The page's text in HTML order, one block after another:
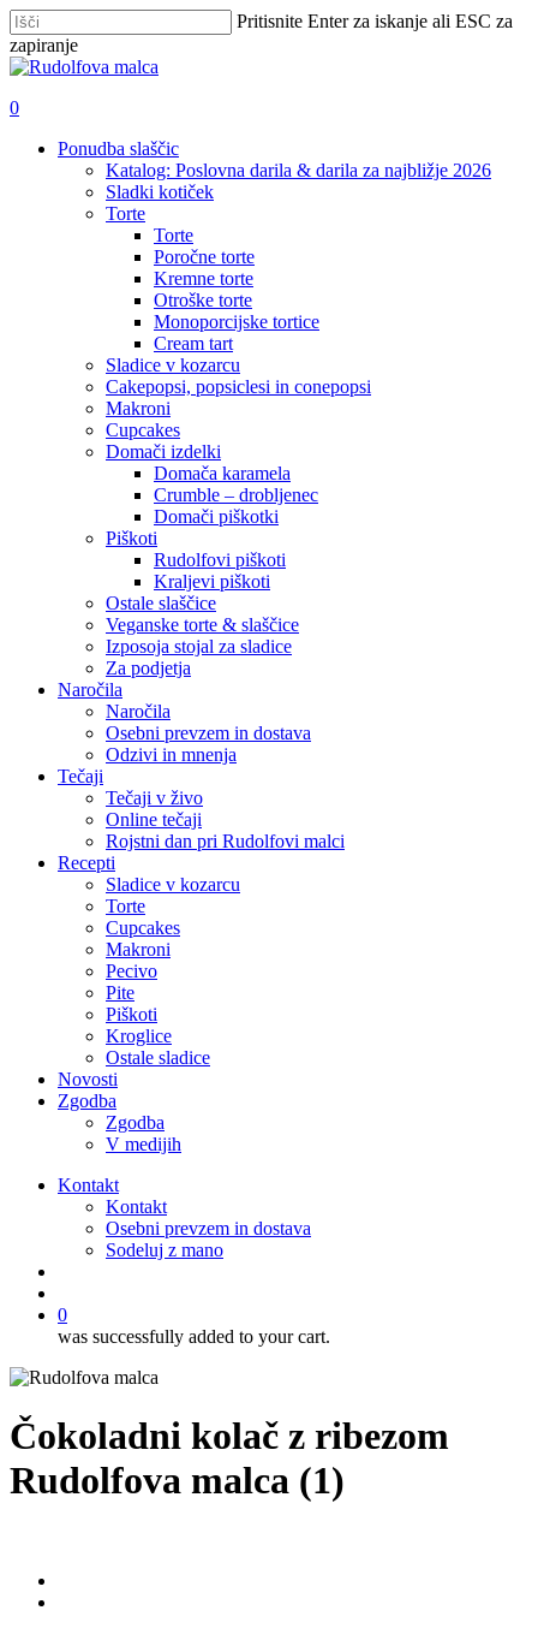
Skip
to
main
Pritisnite Enter za iskanje ali ESC za
zapiranje
Zapri
išči
account
0
Ponudba slaščic
Katalog: Poslovna darila & darila za najbližje 2026
Sladki kotiček
Torte
Torte
Poročne torte
Kremne torte
Otroške torte
Monoporcijske tortice
Cream tart
Sladice v kozarcu
Cakepopsi, popsiclesi in conepopsi
Makroni
Cupcakes
Domači izdelki
Domača karamela
Crumble – drobljenec
Domači piškotki
Piškoti
Rudolfovi piškoti
Kraljevi piškoti
Ostale slaščice
Veganske torte & slaščice
Izposoja stojal za sladice
Za podjetja
Naročila
Naročila
Osebni prevzem in dostava
Odzivi in mnenja
Tečaji
Tečaji v živo
Online tečaji
Rojstni dan pri Rudolfovi malci
Recepti
Sladice v kozarcu
Torte
Cupcakes
Makroni
Pecivo
Pite
Piškoti
Kroglice
Ostale sladice
Novosti
Zgodba
Zgodba
V medijih
Kontakt
Kontakt
Osebni prevzem in dostava
Sodeluj z mano
0
was successfully added to your cart.
Čokoladni kolač z ribezom
Rudolfova malca (1)